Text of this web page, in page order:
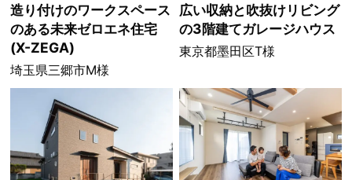
造り付けのワークスペース
のある未来ゼロエネ住宅
(X-ZEGA)
埼玉県三郷市M様
広い収納と吹抜けリビング
の3階建てガレージハウス
東京都墨田区T様